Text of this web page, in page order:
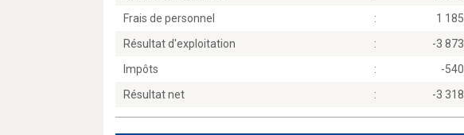
Frais de personnel
: 1 185
Résultat d'exploitation
: -3 873
Impôts
: -540
Résultat net
: -3 318